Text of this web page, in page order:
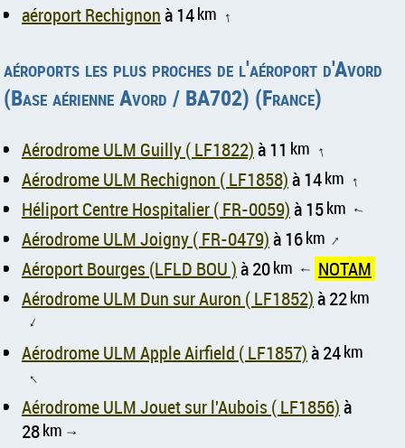
aéroport Rechignonà 14km ↑
aéroports les plus proches de l'aéroport d'Avord
(Base aérienne Avord / BA702) (France)
Aérodrome ULM Guilly ( LF1822)à 11 km ↑
Aérodrome ULM Rechignon ( LF1858)à 14km ↑
Héliport Centre Hospitalier ( FR-0059)à 15km ↑
Aérodrome ULM Joigny ( FR-0479)à 16km ↑
Aéroport Bourges (LFLD BOU )à 20km ↑
NOTAM
Aérodrome ULM Dun sur Auron ( LF1852)à 22km
↑
Aérodrome ULM Apple Airfield ( LF1857)à 24km
↑
Aérodrome ULM Jouet sur l'Aubois ( LF1856)à
28km ↑